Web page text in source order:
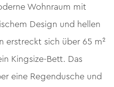
Wohnraum mit
Design und hellen
erstreckt sich über 65 m²
Kingsize-Bett. Das
eine Regendusche und